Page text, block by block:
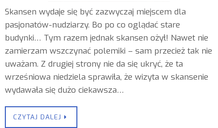
Skansen wydaje się być zazwyczaj miejscem dla
pasjonatów-nudziarzy. Bo po co oglądać stare
budynki… Tym razem jednak skansen ożył! Nawet nie
zamierzam wszczynać polemiki – sam przecież tak nie
uważam. Z drugiej strony nie da się ukryć, że ta
wrześniowa niedziela sprawiła, że wizyta w skansenie
wydawała się dużo ciekawsza…
CZYTAJ DALEJ